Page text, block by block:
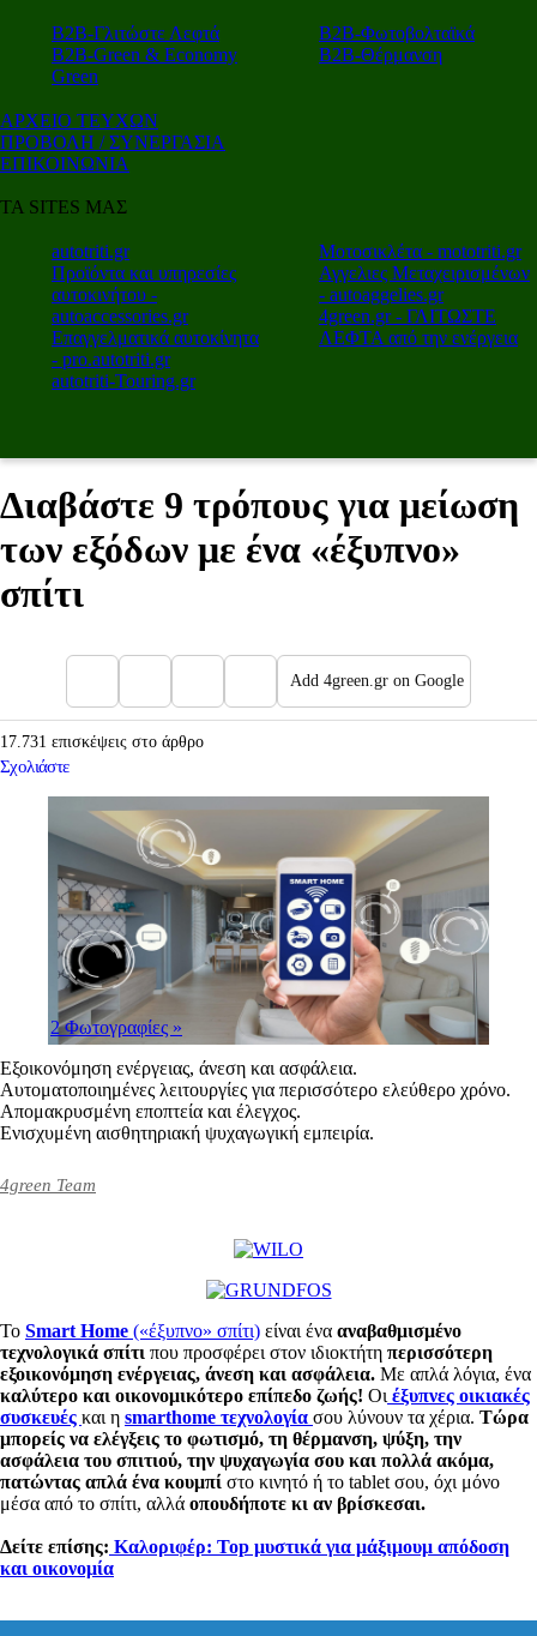
Β2Β-Γλιτώστε Λεφτά
Β2Β-Green & Economy
Green
Β2Β-Φωτοβολταϊκά
Β2Β-Θέρμανση
ΑΡΧΕΙΟ ΤΕΥΧΩΝ
ΠΡΟΒΟΛΗ / ΣΥΝΕΡΓΑΣΙΑ
ΕΠΙΚΟΙΝΩΝΙΑ
ΤΑ SITES ΜΑΣ
autotriti.gr
Προϊόντα και υπηρεσίες
αυτοκινήτου -
autoaccessories.gr
Επαγγελματικά αυτοκίνητα
- pro.autotriti.gr
autotriti-Touring.gr
Μοτοσικλέτα - mototriti.gr
Αγγελιες Μεταχειρισμένων
- autoaggelies.gr
4green.gr - ΓΛΙΤΩΣΤΕ
ΛΕΦΤΑ από την ενέργεια
Διαβάστε 9 τρόπους για μείωση
των εξόδων με ένα «έξυπνο»
σπίτι
Add 4green.gr on Google
17.731 επισκέψεις στο άρθρο
Σχολιάστε
2 Φωτογραφίες »
Εξοικονόμηση ενέργειας, άνεση και ασφάλεια.
Αυτοματοποιημένες λειτουργίες για περισσότερο ελεύθερο χρόνο.
Απομακρυσμένη εποπτεία και έλεγχος.
Ενισχυμένη αισθητηριακή ψυχαγωγική εμπειρία.
4green Team
Το Smart Home («έξυπνο» σπίτι) είναι ένα αναβαθμισμένο
τεχνολογικά σπίτι που προσφέρει στον ιδιοκτήτη περισσότερη
εξοικονόμηση ενέργειας, άνεση και ασφάλεια. Με απλά λόγια, ένα
καλύτερο και οικονομικότερο επίπεδο ζωής! Οι έξυπνες οικιακές
συσκευές και η smarthome τεχνολογία σου λύνουν τα χέρια. Τώρα
μπορείς να ελέγξεις το φωτισμό, τη θέρμανση, ψύξη, την
ασφάλεια του σπιτιού, την ψυχαγωγία σου και πολλά ακόμα,
πατώντας απλά ένα κουμπί στο κινητό ή το tablet σου, όχι μόνο
μέσα από το σπίτι, αλλά οπουδήποτε κι αν βρίσκεσαι.
Δείτε επίσης: Καλοριφέρ: Top μυστικά για μάξιμουμ απόδοση
και οικονομία